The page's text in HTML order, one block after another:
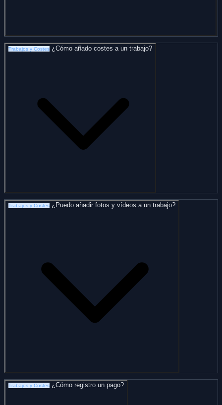
Trabajos y Costes ¿Cómo añado costes a un trabajo?
Trabajos y Costes ¿Puedo añadir fotos y vídeos a un trabajo?
Trabajos y Costes ¿Cómo registro un pago?